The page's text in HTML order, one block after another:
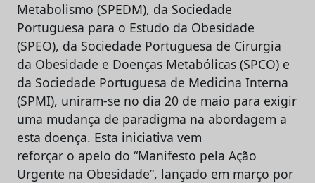
Metabolismo (SPEDM), da Sociedade
Portuguesa para o Estudo da Obesidade
(SPEO), da Sociedade Portuguesa de Cirurgia
da Obesidade e Doenças Metabólicas (SPCO) e
da Sociedade Portuguesa de Medicina Interna
(SPMI), uniram-se no dia 20 de maio para exigir
uma mudança de paradigma na abordagem a
esta doença. Esta iniciativa vem
reforçar o apelo do “Manifesto pela Ação
Urgente na Obesidade”, lançado em março por